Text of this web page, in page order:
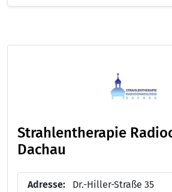
Strahlentherapie
Dachau
Adresse:
Dr.-Hiller-Straße 35